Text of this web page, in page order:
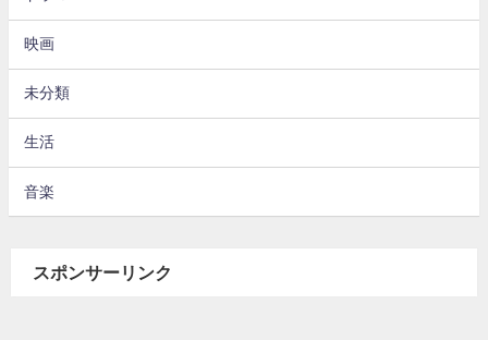
映画
未分類
生活
音楽
スポンサーリンク